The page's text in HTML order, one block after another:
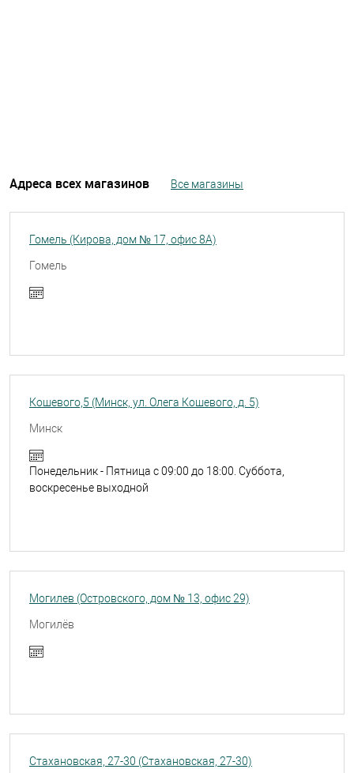
Адреса всех магазинов Все магазины
Гомель (Кирова, дом № 17, офис 8А)
Гомель
Кошевого,5 (Минск, ул. Олега Кошевого, д. 5)
Минск
Понедельник - Пятница с 09:00 до 18:00. Суббота,
воскресенье выходной
Могилев (Островского, дом № 13, офис 29)
Могилёв
Стахановская, 27-30 (Стахановская, 27-30)